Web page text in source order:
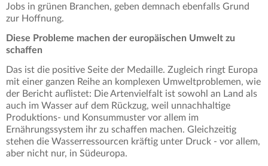
Jobs in grünen Branchen, geben demnach ebenfalls Grund
zur Hoffnung.
Diese Probleme machen der europäischen Umwelt zu
schaffen
Das ist die positive Seite der Medaille. Zugleich ringt Europa
mit einer ganzen Reihe an komplexen Umweltproblemen, wie
der Bericht auflistet: Die Artenvielfalt ist sowohl an Land als
auch im Wasser auf dem Rückzug, weil unnachhaltige
Produktions- und Konsummuster vor allem im
Ernährungssystem ihr zu schaffen machen. Gleichzeitig
stehen die Wasserressourcen kräftig unter Druck - vor allem,
aber nicht nur, in Südeuropa.